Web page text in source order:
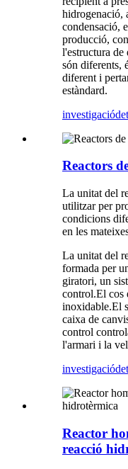
hidrogenació,
condensació,
producció,
l'estructura de
són diferents,
diferent i
estàndard.
investigació
Reactors
La unitat del
utilitzar per
condicions
en les
La unitat del
formada per
giratori, un
control.El cos
inoxidable.El
caixa de
control
l'armari i la
investigació
Reactor
reacció